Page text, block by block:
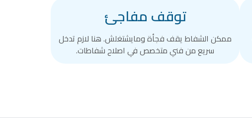
توقف مفاجئ
ممكن الشفاط يقف فجأة ومايشتغلش. هنا لازم تدخل
سريع من فني متخصص في اصلاح شفاطات.